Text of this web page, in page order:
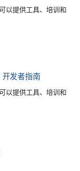
以提供工具、培训和
发者指南
以提供工具、培训和